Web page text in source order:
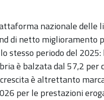
nazionale delle
di netto miglioramento
stesso periodo del
è balzata dal 57,2 per
è altrettanto
per le prestazioni